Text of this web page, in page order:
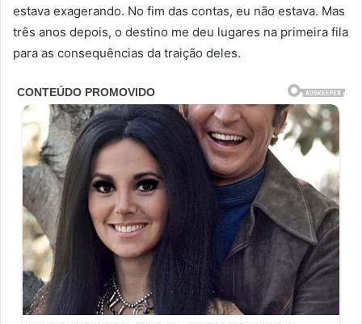
estava exagerando. No fim das contas, eu não estava. Mas
três anos depois, o destino me deu lugares na primeira fila
para as consequências da traição deles.